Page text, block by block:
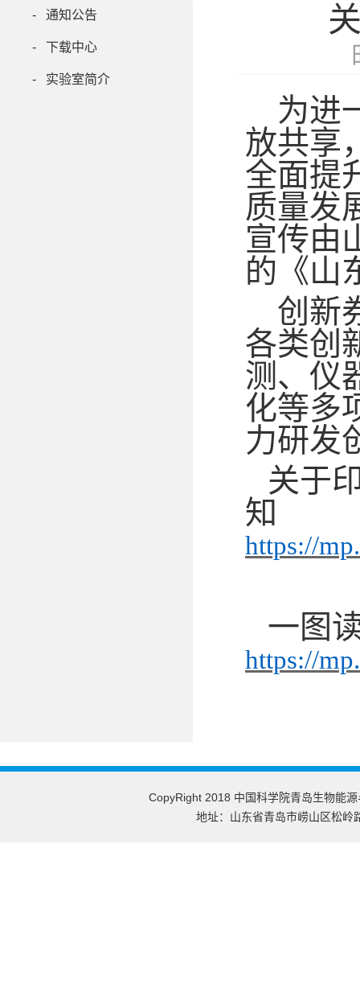
- 通知公告
- 下载中心
- 实验室简介
为进
放共享
全面提
质量发
宣传由
的《山
创新
各类创
测、仪
化等多
力研发
关于
知
https://
一图
https://
CopyRight 2018 中国科学院青岛生物能
地址：山东省青岛市崂山区松